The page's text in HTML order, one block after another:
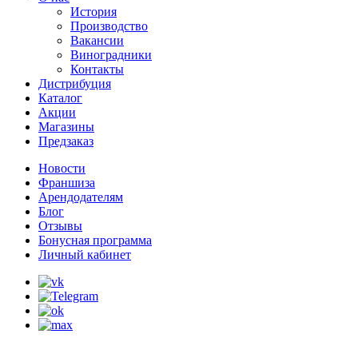
История
Производство
Вакансии
Виноградники
Контакты
Дистрибуция
Каталог
Акции
Магазины
Предзаказ
Новости
Франшиза
Арендодателям
Блог
Отзывы
Бонусная программа
Личный кабинет